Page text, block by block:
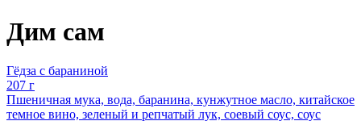
Дим сам
Гёдза с бараниной
207 г
Пшеничная мука, вода, баранина, кунжутное масло, китайское
темное вино, зеленый и репчатый лук, соевый соус, соус